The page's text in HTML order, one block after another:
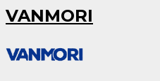
VANMORI